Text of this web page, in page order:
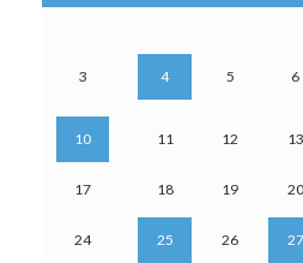
3 4 5 6
10 11 12 13
17 18 19 20
24 25 26 27